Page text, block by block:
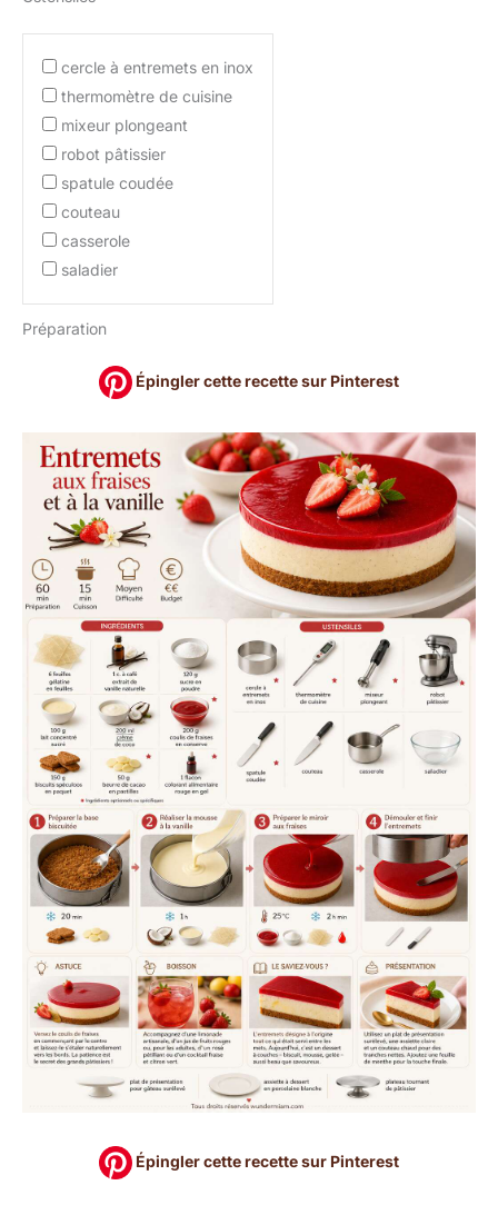
cercle à entremets en inox
thermomètre de cuisine
mixeur plongeant
robot pâtissier
spatule coudée
couteau
casserole
saladier
Préparation
Épingler cette recette sur Pinterest
Épingler cette recette sur Pinterest